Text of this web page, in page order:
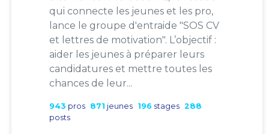
qui connecte les jeunes et les pro,
lance le groupe d'entraide "SOS CV
et lettres de motivation". L’objectif :
aider les jeunes à préparer leurs
candidatures et mettre toutes les
chances de leur...
943 pros 871 jeunes 196 stages 288
posts